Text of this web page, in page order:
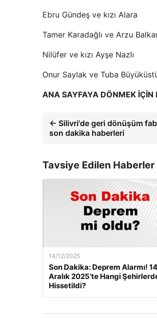
Ebru Gündeş ve kızı Alara
Tamer Karadağlı ve Arzu
Nilüfer ve kızı Ayşe Nazlı
Onur Saylak ve Tuba
ANA SAYFAYA DÖNMEK İÇİN
← Silivri'de geri dönüşüm
son dakika haberleri
Tavsiye Edilen Haberler
14/12/2025
Son Dakika: Deprem Alarmı! 14
Aralık 2025’te Hangi
Hissetildi?